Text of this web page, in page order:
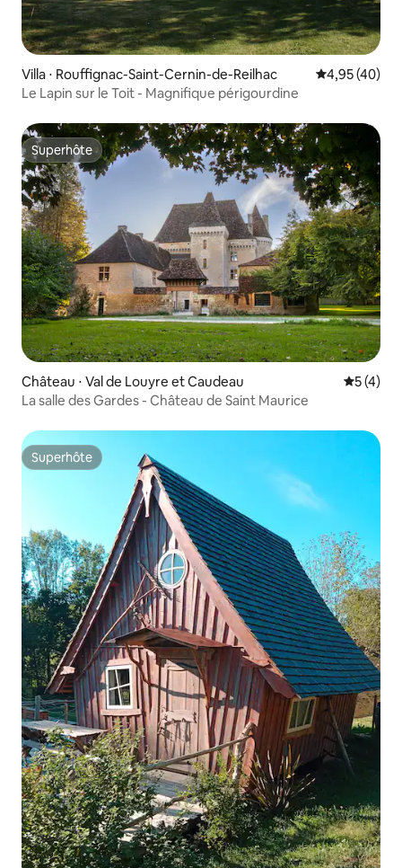
Villa ⋅ Rouffignac-Saint-Cernin-de-Reilhac Évaluation
4,95 (40)
Le Lapin sur le Toit - Magnifique périgourdine
Superhôte
Superhôte
Château ⋅ Val de Louyre et Caudeau
5 (4)
La salle des Gardes - Château de Saint Maurice
Superhôte
Superhôte